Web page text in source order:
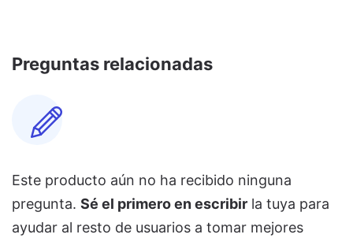
Preguntas relacionadas
Este producto aún no ha recibido ninguna
pregunta. Sé el primero en escribir la tuya para
ayudar al resto de usuarios a tomar mejores